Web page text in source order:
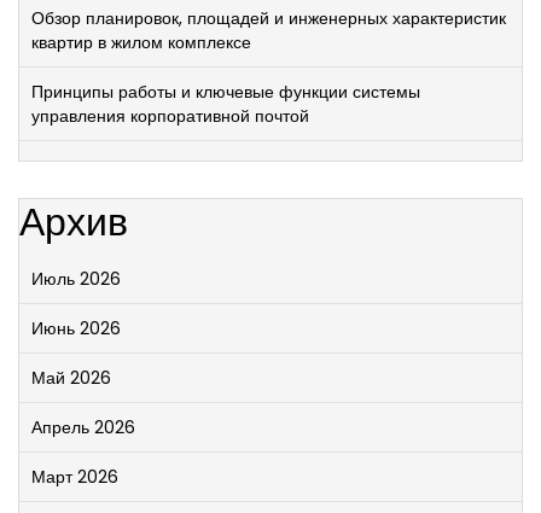
Обзор планировок, площадей и инженерных характеристик
квартир в жилом комплексе
Принципы работы и ключевые функции системы
управления корпоративной почтой
Архив
Июль 2026
Июнь 2026
Май 2026
Апрель 2026
Март 2026